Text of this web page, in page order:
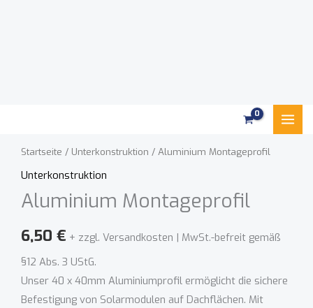
springenStartseite / Unterkonstruktion / Aluminium Montageprofil
Unterkonstruktion
Aluminium Montageprofil
6,50 € + zzgl. Versandkosten | MwSt.-befreit gemäß
§12 Abs. 3 UStG.
Unser 40 x 40mm Aluminiumprofil ermöglicht die sichere
Befestigung von Solarmodulen auf Dachflächen. Mit
Menge